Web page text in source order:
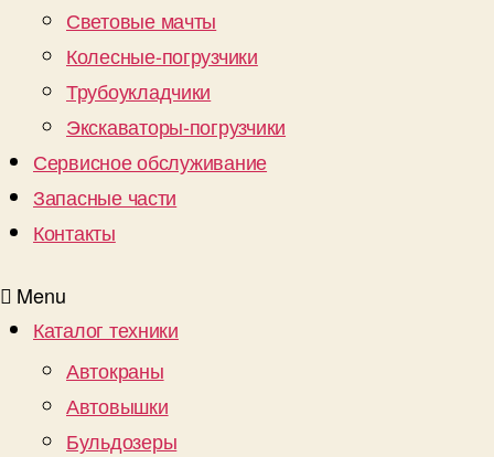
Световые мачты
Колесные-погрузчики
Трубоукладчики
Экскаваторы-погрузчики
Сервисное обслуживание
Запасные части
Контакты
Menu
Каталог техники
Автокраны
Автовышки
Бульдозеры